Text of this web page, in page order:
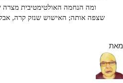
ומה הנחמה האולטימטיבית
שצפה אותה; האישוש שנזק קרה,
מאת